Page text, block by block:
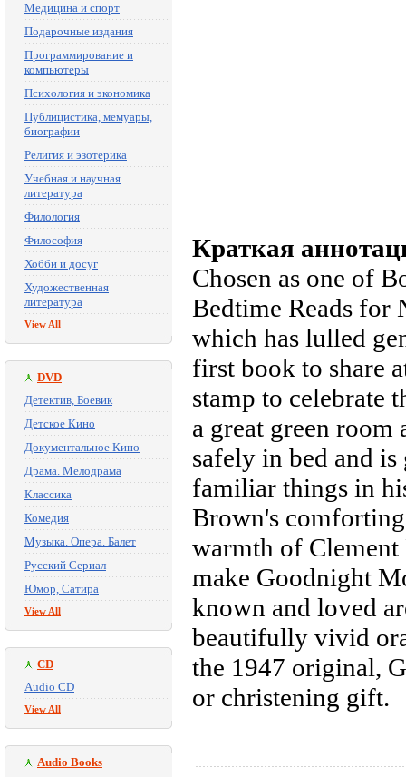
Медицина и спорт
Подарочные издания
Программирование и
компьютеры
Психология и экономика
Публицистика, мемуары,
биографии
Религия и эзотерика
Учебная и научная
литература
Филология
Философия
Хобби и досуг
Художественная
литература
View All
DVD
Детектив, Боевик
Детское Кино
Документальное Кино
Драма. Мелодрама
Классика
Комедия
Музыка. Опера. Балет
Русский Сериал
Юмор, Сатира
View All
CD
Audio CD
View All
Audio Books
Краткая
Chosen as one of
Bedtime Reads for
which has lulled
first book to share
stamp to celebrate
a great green
safely in bed and
familiar things in
Brown's
warmth of
make Goodnight
known and loved
beautifully vivid
the 1947 original,
or christening gift.